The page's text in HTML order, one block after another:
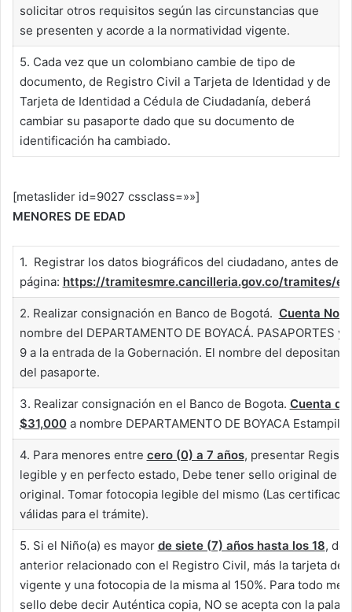
solicitar otros requisitos según las circunstancias que
se presenten y acorde a la normatividad vigente.
5. Cada vez que un colombiano cambie de tipo de
documento, de Registro Civil a Tarjeta de Identidad y de
Tarjeta de Identidad a Cédula de Ciudadanía, deberá
cambiar su pasaporte dado que su documento de
identificación ha cambiado.
[metaslider id=9027 cssclass=»»]
MENORES DE EDAD
1. Registrar los datos biográficos del ciudadano, antes de
página: https://tramitesmre.cancilleria.gov.co/tramites/
2. Realizar consignación en Banco de Bogotá. Cuenta No.
nombre del DEPARTAMENTO DE BOYACÁ. PASAPORTES
9 a la entrada de la Gobernación. El nombre del
del pasaporte.
3. Realizar consignación en el Banco de Bogota. Cuenta
$31,000a nombre DEPARTAMENTO DE BOYACA
4. Para menores entre cero (0) a 7 años, presentar
legible y en perfecto estado, Debe tener sello original de
original. Tomar fotocopia legible del mismo (Las
válidas para el trámite).
5. Si el Niño(a) es mayor de siete (7) años hasta los 18,
anterior relacionado con el Registro Civil, más la tarjeta de
vigente y una fotocopia de la misma al 150%. Para todo
sello debe decir Auténtica copia, NO se acepta con la